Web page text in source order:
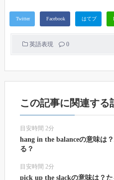
英語表現 0
この記事に関連する
目安時間 2分
hang in the balanceの意味は
る？
目安時間 2分
pick up the slackの意味は？